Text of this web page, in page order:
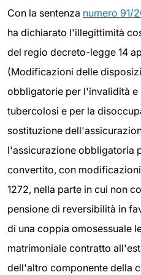
Con la sentenza numero 91/
ha dichiarato l'illegittimità
del regio decreto-legge 14
(Modificazioni delle
obbligatorie per l'invalidità e
tubercolosi e per la
sostituzione
l'assicurazione obbligatoria
convertito, con
1272, nella parte in cui non
pensione di reversibilità in
di una coppia omosessuale
matrimoniale contratto
dell'altro componente della